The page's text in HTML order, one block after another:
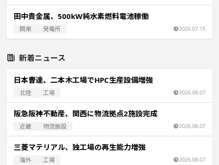
田中貴金属、500kW純水素燃料電池稼働
関東 発電所 2026.07.15
新着ニュース
日本曹達、二本木工場でHPC生産設備増強
北陸 工場 2026.08.07
阪急阪神不動産、関西に物流拠点2施設完成
近畿 物流施設 2026.08.07
三菱マテリアル、独工場の再生能力増強
海外 工場 2026.08.07